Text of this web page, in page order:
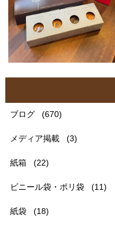
ブログ (670)
メディア掲載 (3)
紙箱 (22)
ビニール袋・ポリ袋 (11)
紙袋 (18)